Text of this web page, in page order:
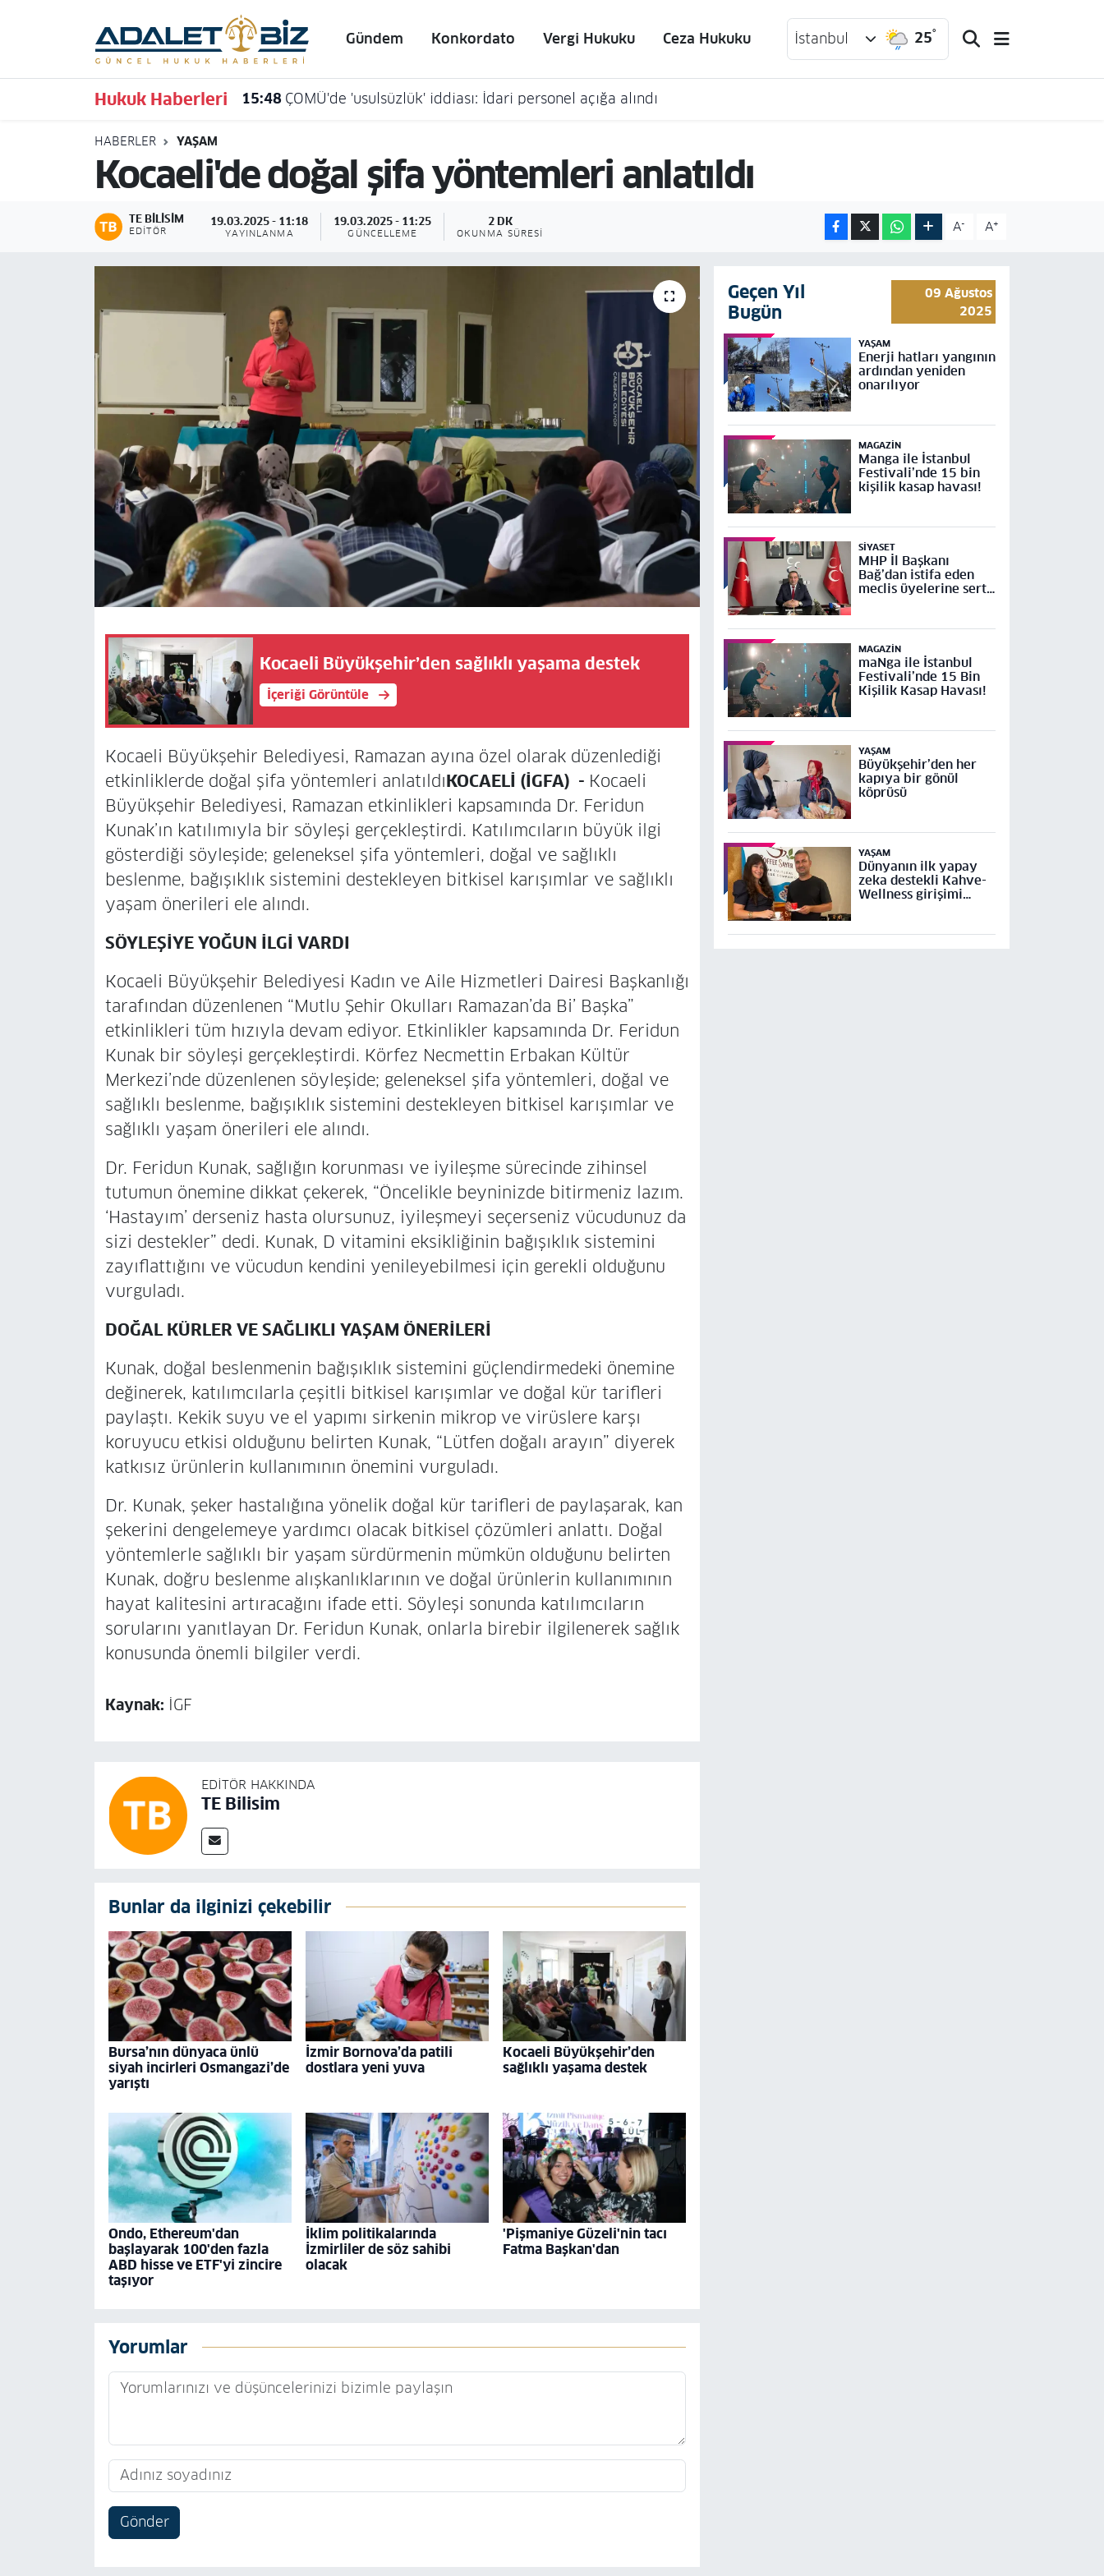
Gündem Konkordato Vergi Hukuku Ceza Hukuku İstanbul 25°
Hukuk Haberleri 15:48 ÇOMÜ'de 'usulsüzlük' iddiası: İdari personel açığa alındı
HABERLER YAŞAM
Kocaeli'de doğal şifa yöntemleri anlatıldı
TE BILISIM
EDITÖR
19.03.2025 - 11:18
YAYINLANMA
19.03.2025 - 11:25
GÜNCELLEME
2 DK
OKUNMA SÜRESI A- A+
Kocaeli Büyükşehir’den sağlıklı yaşama destek
İçeriği Görüntüle
Kocaeli Büyükşehir Belediyesi, Ramazan ayına özel olarak düzenlediği
etkinliklerde doğal şifa yöntemleri anlatıldıKOCAELİ (İGFA) - Kocaeli
Büyükşehir Belediyesi, Ramazan etkinlikleri kapsamında Dr. Feridun
Kunak’ın katılımıyla bir söyleşi gerçekleştirdi. Katılımcıların büyük ilgi
gösterdiği söyleşide; geleneksel şifa yöntemleri, doğal ve sağlıklı
beslenme, bağışıklık sistemini destekleyen bitkisel karışımlar ve sağlıklı
yaşam önerileri ele alındı.
SÖYLEŞİYE YOĞUN İLGİ VARDI
Kocaeli Büyükşehir Belediyesi Kadın ve Aile Hizmetleri Dairesi Başkanlığı
tarafından düzenlenen “Mutlu Şehir Okulları Ramazan’da Bi’ Başka”
etkinlikleri tüm hızıyla devam ediyor. Etkinlikler kapsamında Dr. Feridun
Kunak bir söyleşi gerçekleştirdi. Körfez Necmettin Erbakan Kültür
Merkezi’nde düzenlenen söyleşide; geleneksel şifa yöntemleri, doğal ve
sağlıklı beslenme, bağışıklık sistemini destekleyen bitkisel karışımlar ve
sağlıklı yaşam önerileri ele alındı.
Dr. Feridun Kunak, sağlığın korunması ve iyileşme sürecinde zihinsel
tutumun önemine dikkat çekerek, “Öncelikle beyninizde bitirmeniz lazım.
‘Hastayım’ derseniz hasta olursunuz, iyileşmeyi seçerseniz vücudunuz da
sizi destekler” dedi. Kunak, D vitamini eksikliğinin bağışıklık sistemini
zayıflattığını ve vücudun kendini yenileyebilmesi için gerekli olduğunu
vurguladı.
DOĞAL KÜRLER VE SAĞLIKLI YAŞAM ÖNERİLERİ
Kunak, doğal beslenmenin bağışıklık sistemini güçlendirmedeki önemine
değinerek, katılımcılarla çeşitli bitkisel karışımlar ve doğal kür tarifleri
paylaştı. Kekik suyu ve el yapımı sirkenin mikrop ve virüslere karşı
koruyucu etkisi olduğunu belirten Kunak, “Lütfen doğalı arayın” diyerek
katkısız ürünlerin kullanımının önemini vurguladı.
Dr. Kunak, şeker hastalığına yönelik doğal kür tarifleri de paylaşarak, kan
şekerini dengelemeye yardımcı olacak bitkisel çözümleri anlattı. Doğal
yöntemlerle sağlıklı bir yaşam sürdürmenin mümkün olduğunu belirten
Kunak, doğru beslenme alışkanlıklarının ve doğal ürünlerin kullanımının
hayat kalitesini artıracağını ifade etti. Söyleşi sonunda katılımcıların
sorularını yanıtlayan Dr. Feridun Kunak, onlarla birebir ilgilenerek sağlık
konusunda önemli bilgiler verdi.
Kaynak: İGF
EDITÖR HAKKINDA
TE Bilisim
Bunlar da ilginizi çekebilir
Bursa’nın dünyaca ünlü
siyah incirleri Osmangazi’de
yarıştı
İzmir Bornova’da patili
dostlara yeni yuva
Kocaeli Büyükşehir’den
sağlıklı yaşama destek
Ondo, Ethereum'dan
başlayarak 100'den fazla
ABD hisse ve ETF'yi zincire
taşıyor
İklim politikalarında
İzmirliler de söz sahibi
olacak
'Pişmaniye Güzeli'nin tacı
Fatma Başkan'dan
Yorumlar
Gönder
Geçen Yıl
Bugün
09 Ağustos
2025
YAŞAM
Enerji hatları yangının
ardından yeniden
onarılıyor
MAGAZIN
Manga ile İstanbul
Festivali’nde 15 bin
kişilik kasap havası!
SIYASET
MHP İl Başkanı
Bağ’dan istifa eden
meclis üyelerine sert
MAGAZIN
maNga ile İstanbul
Festivali’nde 15 Bin
Kişilik Kasap Havası!
YAŞAM
Büyükşehir’den her
kapıya bir gönül
köprüsü
YAŞAM
Dünyanın ilk yapay
zeka destekli Kahve-
Wellness girişimi
Hava Durumu
Trafik Durumu
Süper Lig Puan Durumu ve Fikstür
Tüm Manşetler
Son Dakika Haberleri
Haber Arşivi